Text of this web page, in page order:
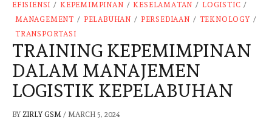
EFISIENSI / KEPEMIMPINAN / KESELAMATAN / LOGISTIC /
MANAGEMENT / PELABUHAN / PERSEDIAAN / TEKNOLOGY /
TRANSPORTASI
TRAINING KEPEMIMPINAN
DALAM MANAJEMEN
LOGISTIK KEPELABUHAN
BY ZIRLY GSM / MARCH 5, 2024